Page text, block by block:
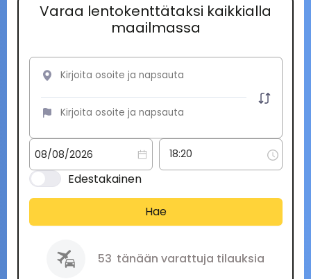
Varaa lentokenttätaksi kaikkialla
maailmassa
Edestakainen
Hae
53 tänään varattuja tilauksia